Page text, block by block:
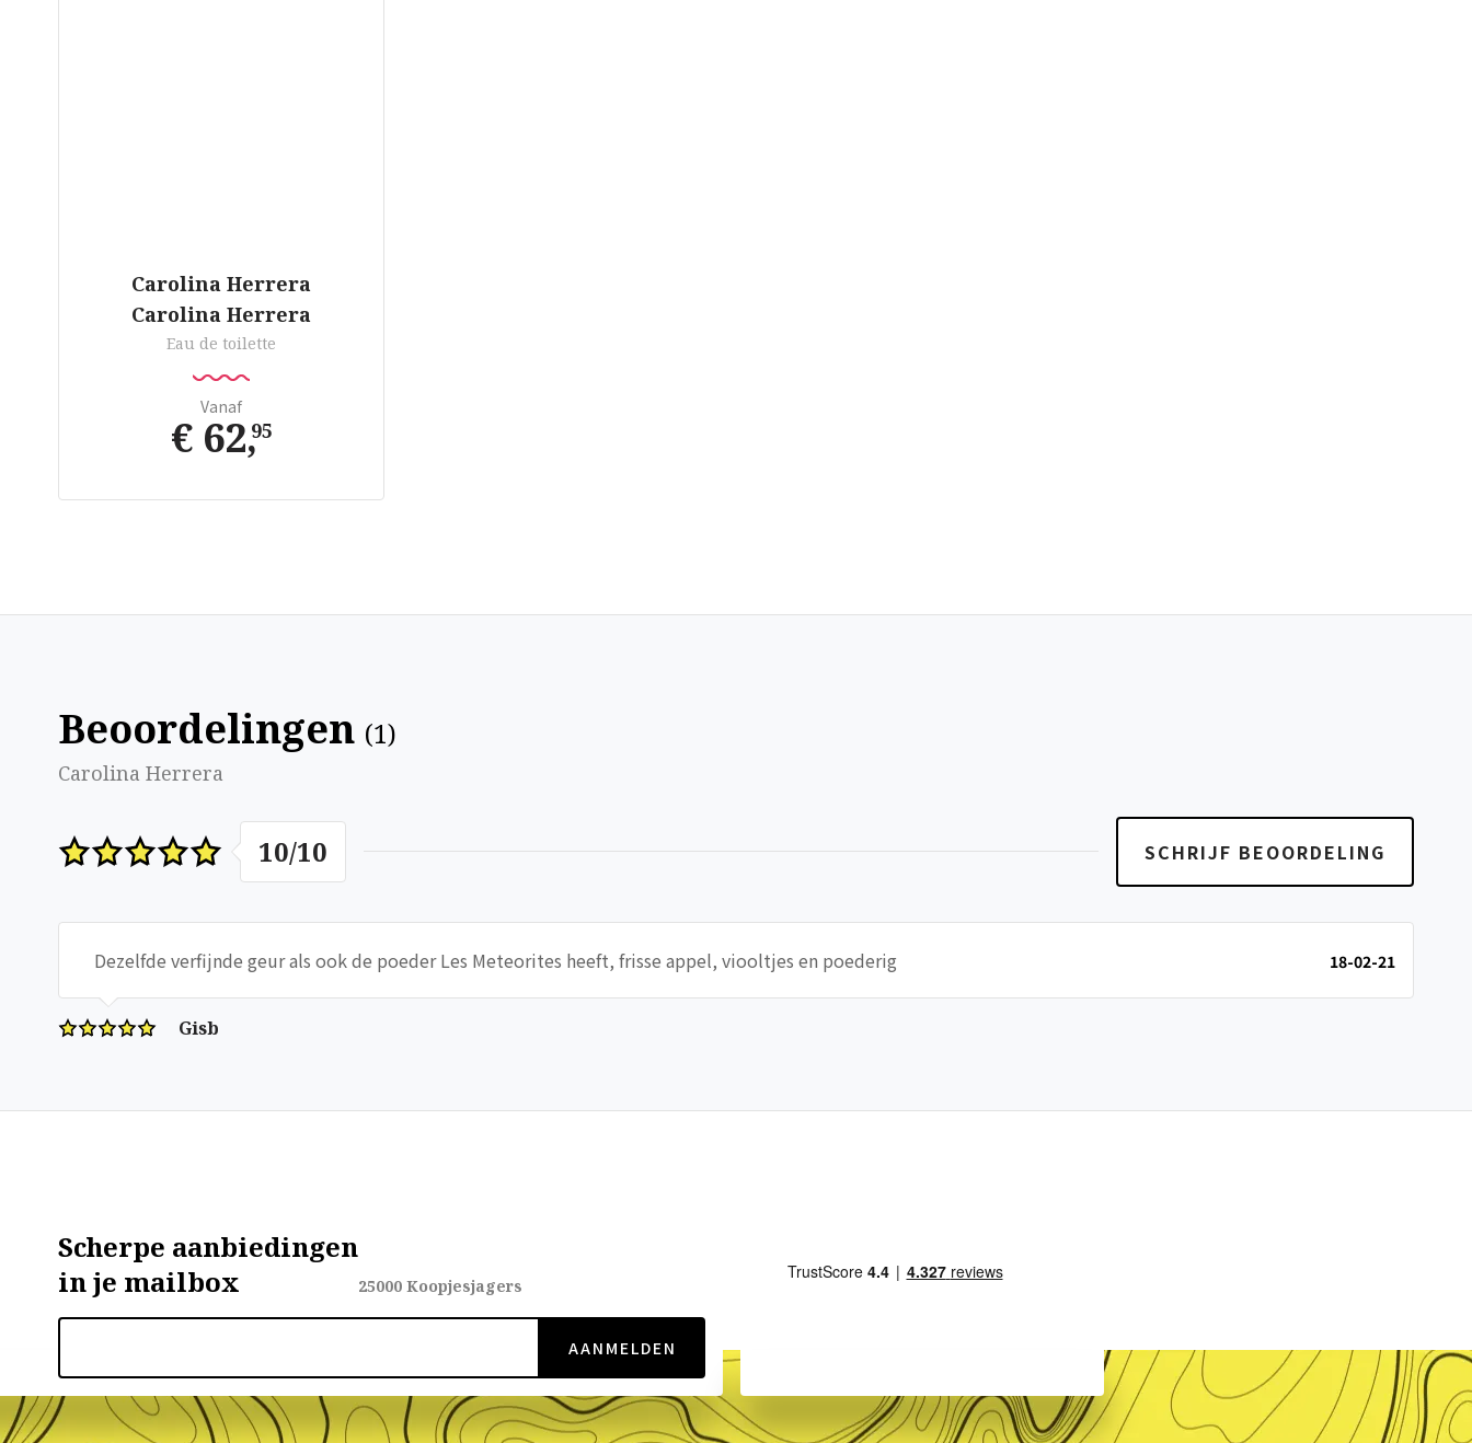
Carolina Herrera
Carolina Herrera
Eau de toilette
Vanaf
€ 62,95
Beoordelingen (1)
Carolina Herrera
10/10 SCHRIJF BEOORDELING
Dezelfde verfijnde geur als ook de poeder Les Meteorites heeft, frisse appel, viooltjes en poederig 18-02-21
Gisb
Scherpe aanbiedingen
in je mailbox
25000 Koopjesjagers
AANMELDEN